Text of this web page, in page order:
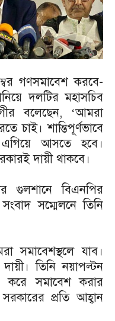
গণসমাবেশ করবে-
দলটির মহাসচিব
বলেছেন, ‘আমরা
চাই। শান্তিপূর্ণভাবে
আসতে হবে।
দায়ী থাকবে।
গুলশানে বিএনপির
সম্মেলনে তিনি
সমাবেশস্থলে যাব।
তিনি নয়াপল্টন
করে সমাবেশ করার
প্রতি আহ্বান